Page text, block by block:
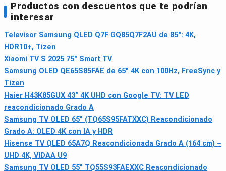
Productos con descuentos que te podrían
interesar
Televisor Samsung QLED Q7F GQ85Q7F2AU de 85": 4K,
HDR10+, Tizen
Xiaomi TV S 2025 75" Smart TV
Samsung OLED QE65S85FAE de 65" 4K con 100Hz, FreeSync y
Tizen
Haier H43K85GUX 43" 4K UHD con Google TV: TV LED
reacondicionado Grado A
Samsung TV OLED 65" (TQ65S95FATXXC) Reacondicionado
Grado A: OLED 4K con IA y HDR
Hisense TV QLED 65A7Q Reacondicionada Grado A (164 cm) –
UHD 4K, VIDAA U9
Samsung TV OLED 55" TQ55S93FAEXXC Reacondicionado